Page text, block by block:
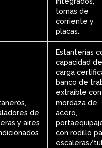
tomas de
corriente y
placas.
de
y aires
Estanterías
capacidad de
carga
banco de
extraíble con
mordaza de
acero,
con rodillo
escaleras/